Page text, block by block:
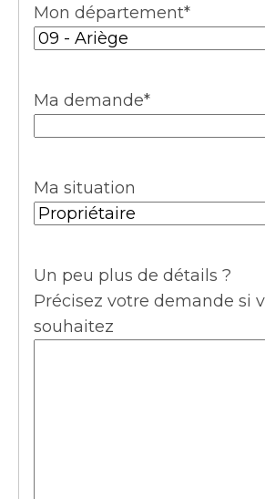
Mon département*
Ma demande*
Ma situation
Un peu plus de détails ?
Précisez votre demande si
souhaitez